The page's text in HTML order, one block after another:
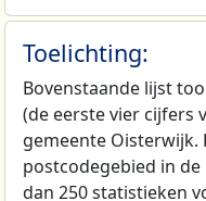
Toelichting:
Bovenstaande lijst
(de eerste vier cijfers
gemeente Oisterwijk.
postcodegebied in
dan 250 statistieken